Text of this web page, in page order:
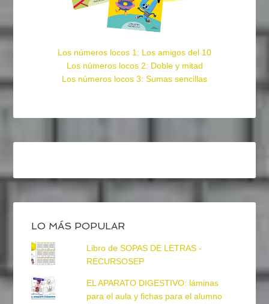
Los números locos 1: Los amigos del 10
Los números locos 2: Doble y mitad
Los números locos 3: Sumas sencillas
LO MÁS POPULAR
Libro de SOPAS DE LETRAS -
RECURSOSEP
EL APARATO DIGESTIVO: láminas
para el aula y fichas para el alumno